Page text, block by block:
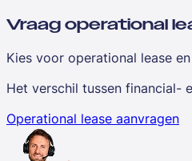
Vraag operational
Kies voor operational lease
Het verschil tussen financial-
Operational lease aanvragen